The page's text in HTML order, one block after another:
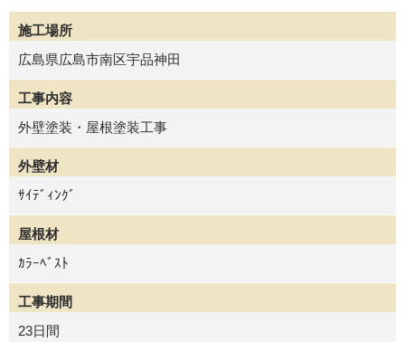
施工場所
広島県広島市南区宇品神田
工事内容
外壁塗装・屋根塗装工事
外壁材
ｻｲﾃﾞｨﾝｸﾞ
屋根材
ｶﾗｰﾍﾞｽﾄ
工事期間
23日間